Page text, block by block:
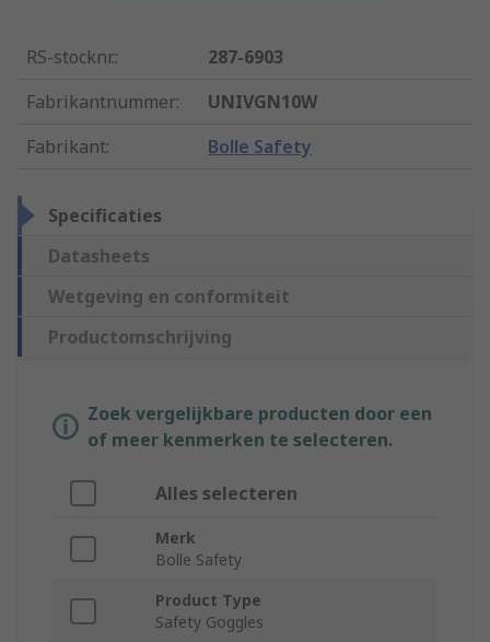
RS-stocknr.:
287-6903
Fabrikantnummer:
UNIVGN10W
Fabrikant: Bolle Safety
Specificaties
Datasheets
Wetgeving en conformiteit
Productomschrijving
Zoek vergelijkbare producten door een
of meer kenmerken te selecteren.
Alles selecteren
Merk
Bolle Safety
Product Type
Safety Goggles